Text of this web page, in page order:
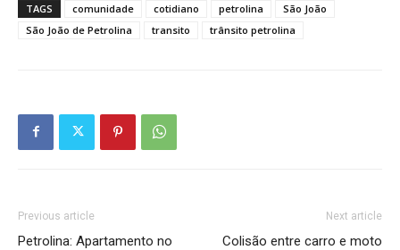
TAGS comunidade cotidiano petrolina
São João
São João de Petrolina
transito trânsito petrolina
Previous article
Petrolina: Apartamento no
Next article
Colisão entre carro e moto